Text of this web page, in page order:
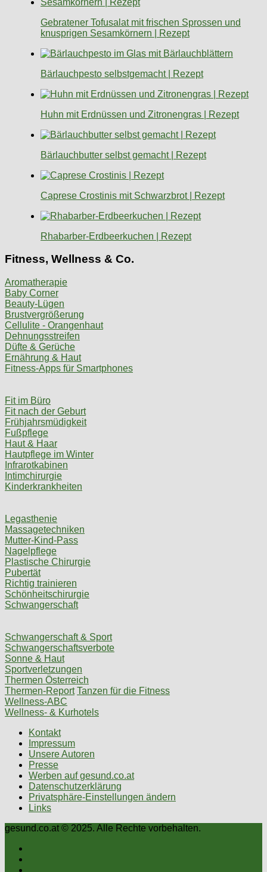
Gebratener Tofusalat mit frischen Sprossen und
knusprigen Sesamkörnern | Rezept
Bärlauchpesto selbstgemacht | Rezept
Huhn mit Erdnüssen und Zitronengras | Rezept
Bärlauchbutter selbst gemacht | Rezept
Caprese Crostinis mit Schwarzbrot | Rezept
Rhabarber-Erdbeerkuchen | Rezept
Fitness, Wellness & Co.
Aromatherapie
Baby Corner
Beauty-Lügen
Brustvergrößerung
Cellulite - Orangenhaut
Dehnungsstreifen
Düfte & Gerüche
Ernährung & Haut
Fitness-Apps für Smartphones
Fit im Büro
Fit nach der Geburt
Frühjahrsmüdigkeit
Fußpflege
Haut & Haar
Hautpflege im Winter
Infrarotkabinen
Intimchirurgie
Kinderkrankheiten
Legasthenie
Massagetechniken
Mutter-Kind-Pass
Nagelpflege
Plastische Chirurgie
Pubertät
Richtig trainieren
Schönheitschirurgie
Schwangerschaft
Schwangerschaft & Sport
Schwangerschaftsverbote
Sonne & Haut
Sportverletzungen
Thermen Österreich
Thermen-Report Tanzen für die Fitness
Wellness-ABC
Wellness- & Kurhotels
Kontakt
Impressum
Unsere Autoren
Presse
Werben auf gesund.co.at
Datenschutzerklärung
Privatsphäre-Einstellungen ändern
Links
gesund.co.at © 2025. Alle Rechte vorbehalten.